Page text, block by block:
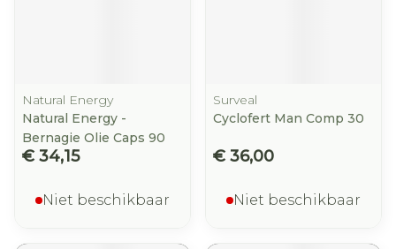
Natural Energy
Natural Energy -
Bernagie Olie Caps 90
€ 34,15
Niet beschikbaar
Surveal
Cyclofert Man Comp 30
€ 36,00
Niet beschikbaar